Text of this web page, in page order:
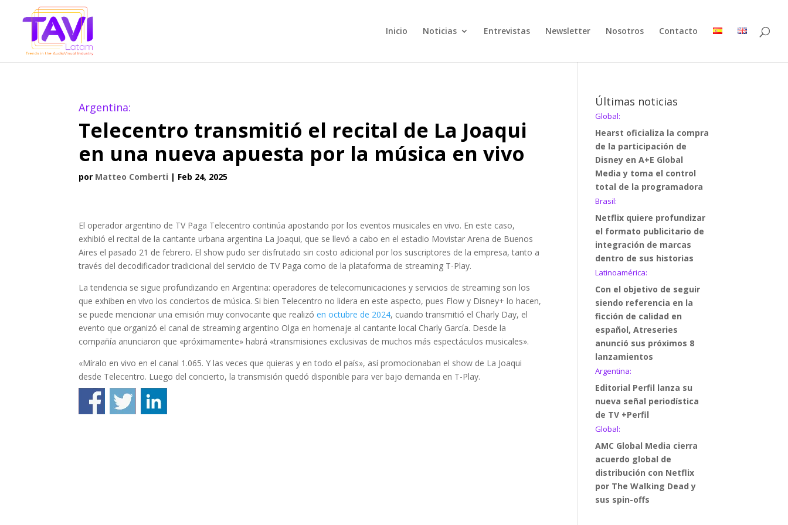
Inicio Noticias Entrevistas Newsletter Nosotros Contacto
Argentina:
Telecentro transmitió el recital de La Joaqui
en una nueva apuesta por la música en vivo
por Matteo Comberti | Feb 24, 2025
El operador argentino de TV Paga Telecentro continúa apostando por los eventos musicales en vivo. En este caso,
exhibió el recital de la cantante urbana argentina La Joaqui, que se llevó a cabo en el estadio Movistar Arena de Buenos
Aires el pasado 21 de febrero. El show pudo ser disfrutado sin costo adicional por los suscriptores de la empresa, tanto a
través del decodificador tradicional del servicio de TV Paga como de la plataforma de streaming T-Play.
La tendencia se sigue profundizando en Argentina: operadores de telecomunicaciones y servicios de streaming son los
que exhiben en vivo los conciertos de música. Si bien Telecentro no lidera en este aspecto, pues Flow y Disney+ lo hacen,
se puede mencionar una emisión muy convocante que realizóen octubre de 2024, cuando transmitió el Charly Day, el
evento que organizó el canal de streaming argentino Olga en homenaje al cantante local Charly García. Desde la
compañía anunciaron que «próximamente» habrá «transmisiones exclusivas de muchos más espectáculos musicales».
«Míralo en vivo en el canal 1.065. Y las veces que quieras y en todo el país», así promocionaban el show de La Joaqui
desde Telecentro. Luego del concierto, la transmisión quedó disponible para ver bajo demanda en T-Play.
Últimas noticias
Global:
Hearst oficializa la compra
de la participación de
Disney en A+E Global
Media y toma el control
total de la programadora
Brasil:
Netflix quiere profundizar
el formato publicitario de
integración de marcas
dentro de sus historias
Latinoamérica:
Con el objetivo de seguir
siendo referencia en la
ficción de calidad en
español, Atreseries
anunció sus próximos 8
lanzamientos
Argentina:
Editorial Perfil lanza su
nueva señal periodística
de TV +Perfil
Global:
AMC Global Media cierra
acuerdo global de
distribución con Netflix
por The Walking Dead y
sus spin-offs